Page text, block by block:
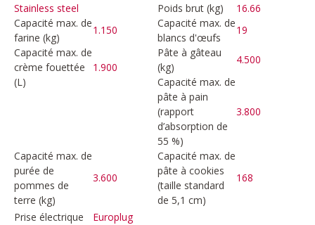
Stainless steel
Poids brut (kg)
16.66
Capacité max. de
farine (kg)
1.150
Capacité max. de
blancs d'œufs
19
Capacité max. de
crème fouettée
(L)
1.900
Pâte à gâteau
(kg)
4.500
Capacité max. de
pâte à pain
(rapport
d’absorption de
55 %)
3.800
Capacité max. de
purée de
pommes de
terre (kg)
3.600
Capacité max. de
pâte à cookies
(taille standard
de 5,1 cm)
168
Prise électrique Europlug